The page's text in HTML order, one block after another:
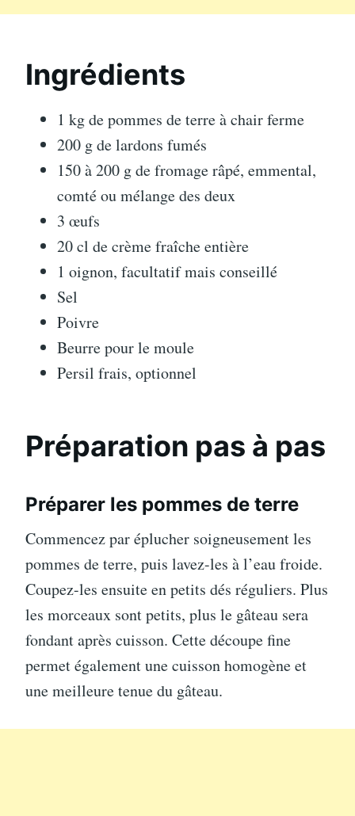
Ingrédients
1 kg de pommes de terre à chair ferme
200 g de lardons fumés
150 à 200 g de fromage râpé, emmental,
comté ou mélange des deux
3 œufs
20 cl de crème fraîche entière
1 oignon, facultatif mais conseillé
Sel
Poivre
Beurre pour le moule
Persil frais, optionnel
Préparation pas à pas
Préparer les pommes de terre
Commencez par éplucher soigneusement les
pommes de terre, puis lavez-les à l’eau froide.
Coupez-les ensuite en petits dés réguliers. Plus
les morceaux sont petits, plus le gâteau sera
fondant après cuisson. Cette découpe fine
permet également une cuisson homogène et
une meilleure tenue du gâteau.